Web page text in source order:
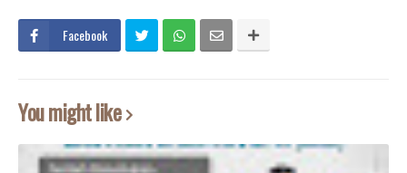
Facebook
You might like